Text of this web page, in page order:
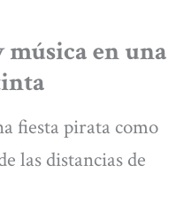
en una
fiesta pirata como
las distancias de